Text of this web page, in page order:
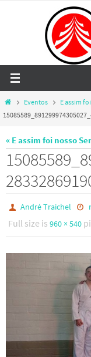
HomeEventos
E assim
« E assim foi nosso
André Traichel
Full size is 960 × 540